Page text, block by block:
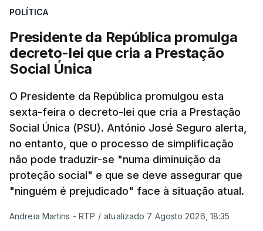
POLÍTICA
Presidente da República promulga
decreto-lei que cria a Prestação
Social Única
O Presidente da República promulgou esta
sexta-feira o decreto-lei que cria a Prestação
Social Única (PSU). António José Seguro alerta,
no entanto, que o processo de simplificação
não pode traduzir-se "numa diminuição da
proteção social" e que se deve assegurar que
"ninguém é prejudicado" face à situação atual.
Andreia Martins - RTP / atualizado 7 Agosto 2026, 18:35